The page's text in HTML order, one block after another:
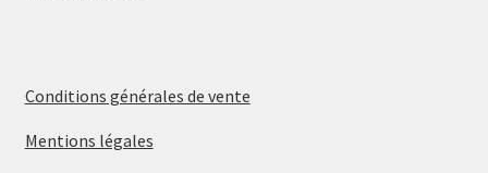
Conditions générales de vente
Mentions légales